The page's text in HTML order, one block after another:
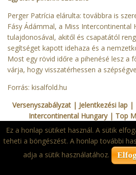
Perger Patrícia elárulta: továbbra is
Fásy Ádámmal, a Miss Intercontinental
tulajdonosával, akitől és csapatától
segítséget kapott idehaza és a
Most egy rövid időre a pihenésé lesz a
várja, hogy visszatérhessen a
Forrás: kisalfold.hu
Versenyszabályzat| Jelentkezési lap |
Intercontinental Hungary| Top
Copyright © 2022. MVSZ
Ez a honlap sütiket használ. A sütik
teheti a böngészést. A honlap további
adja a sütik használatához.